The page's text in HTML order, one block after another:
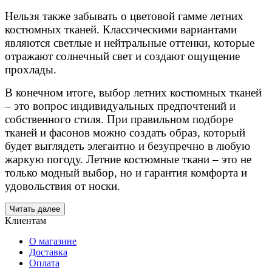
Нельзя также забывать о цветовой гамме летних
костюмных тканей. Классическими вариантами
являются светлые и нейтральные оттенки, которые
отражают солнечный свет и создают ощущение
прохлады.
В конечном итоге, выбор летних костюмных тканей
– это вопрос индивидуальных предпочтений и
собственного стиля. При правильном подборе
тканей и фасонов можно создать образ, который
будет выглядеть элегантно и безупречно в любую
жаркую погоду. Летние костюмные ткани – это не
только модный выбор, но и гарантия комфорта и
удовольствия от носки.
Читать далее
Клиентам
О магазине
Доставка
Оплата